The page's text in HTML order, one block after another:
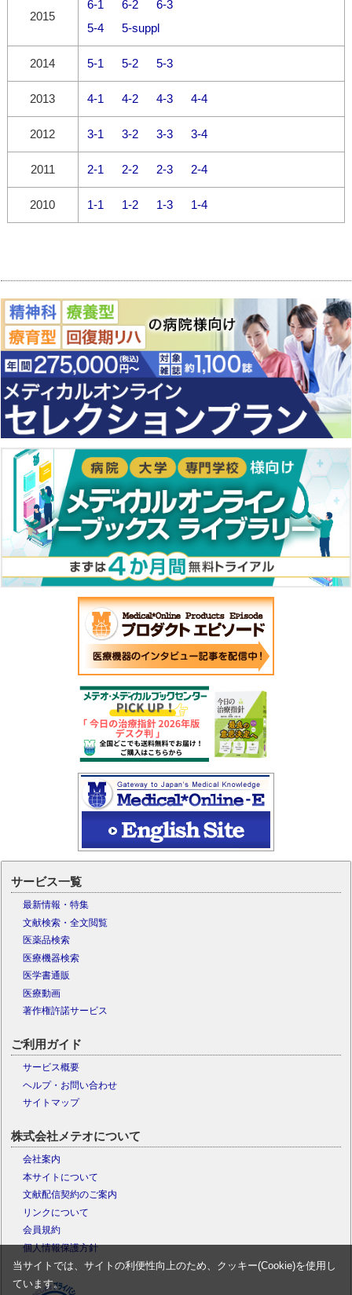
2015
6-1 6-2
6-3
5-4
5-suppl
2014 5-1 5-2 5-3
2013 4-1 4-2 4-3 4-4
2012 3-1 3-2 3-3 3-4
2011 2-1 2-2 2-3 2-4
2010 1-1 1-2 1-3 1-4
サービス一覧
最新情報・特集
文献検索・全文閲覧
医薬品検索
医療機器検索
医学書通販
医療動画
著作権許諾サービス
ご利用ガイド
サービス概要
ヘルプ・お問い合わせ
サイトマップ
株式会社メテオについて
会社案内
本サイトについて
文献配信契約のご案内
リンクについて
会員規約
個人情報保護方針
当サイトでは、サイトの利便性向上のため、クッキー(Cookie)を使用し
ています。